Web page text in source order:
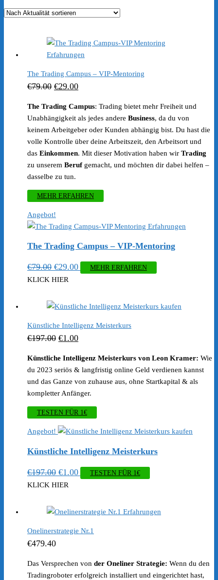
The Trading Campus – VIP-Mentoring
€79.00 Ursprünglicher
war:
€79.00
€29.00Aktueller
ist:
€29.00.
The Trading Campus: Trading bietet mehr Freiheit und
Unabhängigkeit als jedes andere Business, da du von
keinem Arbeitgeber oder Kunden abhängig bist. Du hast die
volle Kontrolle über deine Arbeitszeit, den Arbeitsort und
das Einkommen. Mit dieser Motivation haben wir Trading
zu unserem Berufgemacht, und möchten dir dabei helfen –
dasselbe zu tun.
MEHR ERFAHREN
Angebot!
The Trading Campus – VIP-Mentoring
€79.00 Ursprünglicher
Preis
€79.00
€29.00Aktueller
€29.00.
MEHR ERFAHREN
KLICK HIER
Künstliche Intelligenz Meisterkurs
€197.00 Ursprünglicher
war:
€197.00
€1.00Aktueller
ist:
€1.00.
Künstliche Intelligenz Meisterkurs von Leon Kramer: Wie
du 2023 seriös & langfristig online Geld verdienen kannst
und das Ganze von zuhause aus, ohne Startkapital & als
kompletter Anfänger.
TESTEN FÜR 1€
Angebot!
Künstliche Intelligenz Meisterkurs
€197.00 Ursprünglicher
Preis
€197.00
€1.00Aktueller
€1.00.
TESTEN FÜR 1€
KLICK HIER
Onelinerstrategie Nr.1
€479.40
Das Versprechen von der Oneliner Strategie: Wenn du den
Tradingroboter erfolgreich installiert und eingerichtet hast,